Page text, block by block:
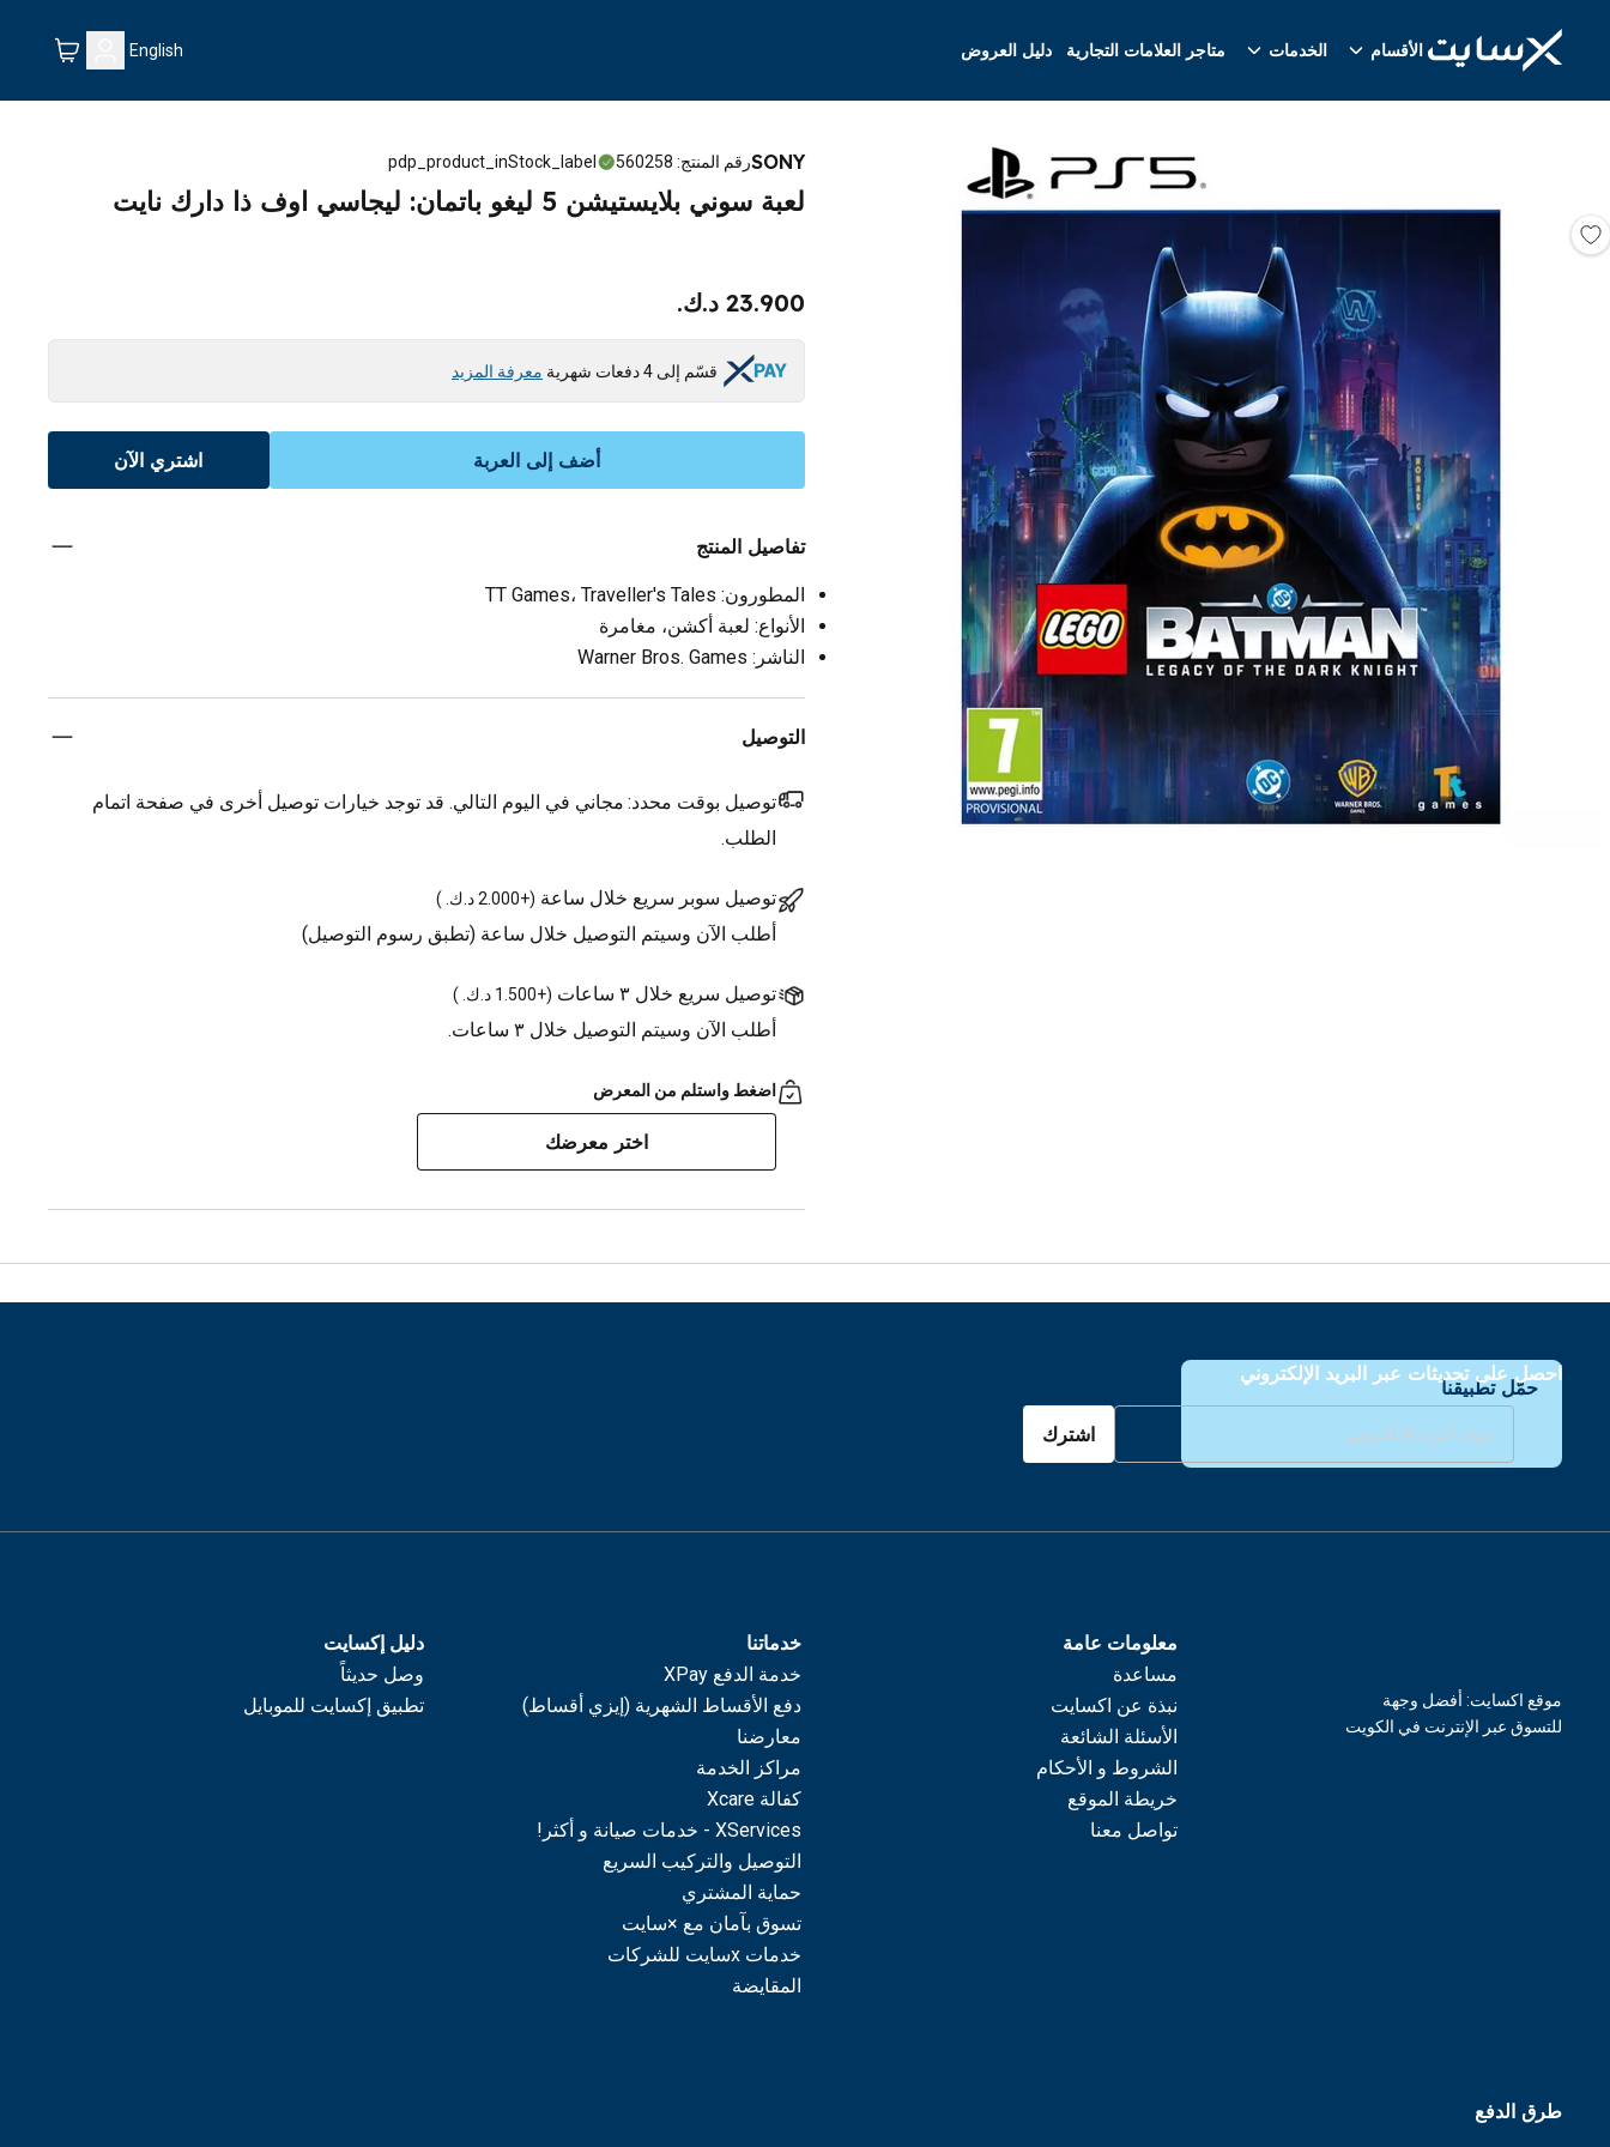
الأقسام الخدمات متاجر العلامات التجارية دليل العروض English
SONYرقم المنتج:
560258
pdp_product_inStock_label
لعبة سوني بلايستيشن 5 ليغو باتمان: ليجاسي اوف ذا دارك نايت
23.900 د.ك.
قسّم إلى 4 دفعات شهرية معرفة المزيد
أضف إلى العربة اشتري الآن
تفاصيل المنتج
المطورون: TT Games، Traveller's Tales
الأنواع: لعبة أكشن، مغامرة
الناشر: Warner Bros. Games
التوصيل
توصيل بوقت محدد: مجاني في اليوم التالي. قد توجد خيارات توصيل أخرى في صفحة اتمام
الطلب.
توصيل سوبر سريع خلال ساعة (+2.000 د.ك. )
أطلب الآن وسيتم التوصيل خلال ساعة (تطبق رسوم التوصيل)
توصيل سريع خلال ٣ ساعات (+1.500 د.ك. )
أطلب الآن وسيتم التوصيل خلال ٣ ساعات.
اضغط واستلم من المعرض
اختر معرضك
حمّل تطبيقنا
احصل على تحديثات عبر البريد الإلكتروني
اشترك
معلومات عامة
مساعدة
نبذة عن اكسايت
الأسئلة الشائعة
الشروط و الأحكام
خريطة الموقع
تواصل معنا
خدماتنا
خدمة الدفع XPay
دفع الأقساط الشهرية (إيزي أقساط)
معارضنا
مراكز الخدمة
كفالة Xcare
XServices - خدمات صيانة و أكثر!
التوصيل والتركيب السريع
حماية المشتري
تسوق بآمان مع ×سايت
خدمات xسايت للشركات
المقايضة
دليل إكسايت
وصل حديثاً
تطبيق إكسايت للموبايل
موقع اكسايت: أفضل وجهة
للتسوق عبر الإنترنت في الكويت
طرق الدفع